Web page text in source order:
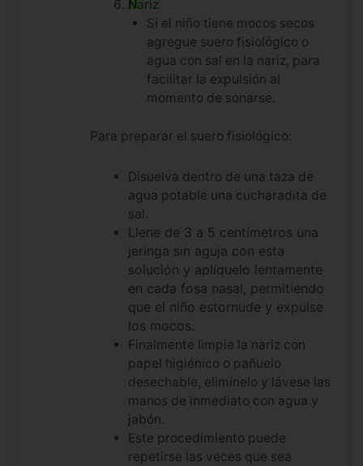
N ariz
Si el niño tiene mocos secos
agregue suero fisiológico o
agua con sal en la nariz, para
facilitar la expulsión al
momento de sonarse.
Para preparar el suero fisiológico:
Disuelva dentro de una taza de
agua potable una cucharadita de
sal.
Llene de 3 a 5 centímetros una
jeringa sin aguja con esta
solución y aplíquelo lentamente
en cada fosa nasal, permitiendo
que el niño estornude y expulse
los mocos.
Finalmente limpie la nariz con
papel higiénico o pañuelo
desechable, elimínelo y lávese las
manos de inmediato con agua y
jabón.
Este procedimiento puede
repetirse las veces que sea